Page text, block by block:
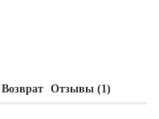
Возврат Отзывы (1)